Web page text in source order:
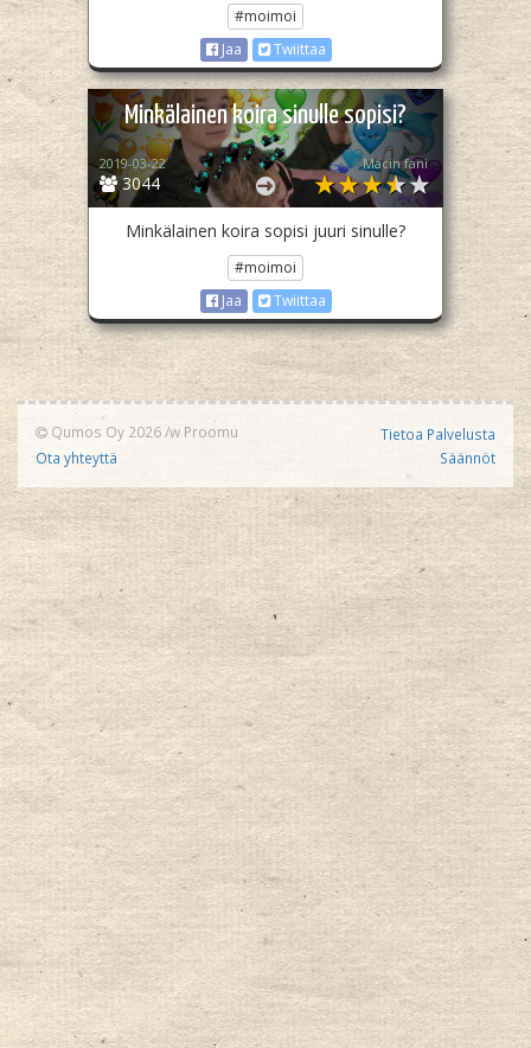
#moimoi
Jaa
Twiittaa
Minkälainen koira sinulle sopisi?
3044
2019-03-22 Macin fani
Minkälainen koira sopisi juuri sinulle?
#moimoi
Jaa
Twiittaa
Qumos Oy 2026/w Proomu
Ota yhteyttä
Tietoa Palvelusta
Säännöt